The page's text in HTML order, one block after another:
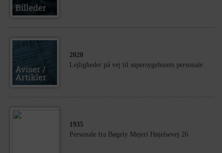
2020
Lejligheder på vej til supersygehusets personale
1935
Personale fra Bøgely Mejeri Højelsevej 26